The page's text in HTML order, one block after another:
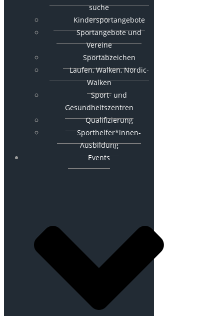
suche
Kindersportangebote
Sportangebote und
Vereine
Sportabzeichen
Laufen, Walken, Nordic-
Walken
Sport- und
Gesundheitszentren
Qualifizierung
Sporthelfer*innen-
Ausbildung
Events